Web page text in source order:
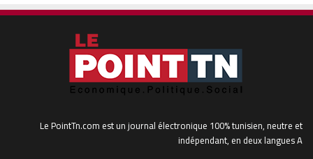
Le PointTn.com est un journal électronique 100% tunisien, neutre et
indépendant, en deux langues A